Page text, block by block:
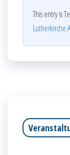
This entry is
Lutherkirche